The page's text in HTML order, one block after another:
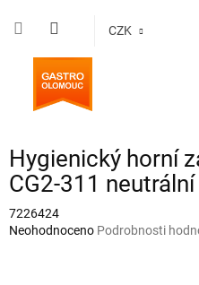
CZK
Hygienický horní
CG2-311 neutrální
7226424
Průměrné
Neohodnoceno Podrobnosti